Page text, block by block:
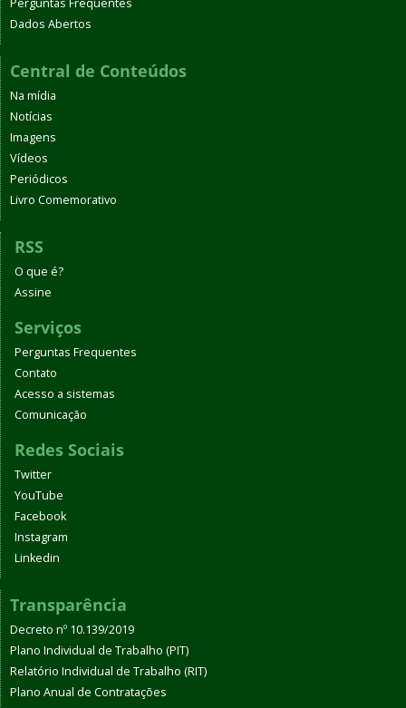
Perguntas Frequentes
Dados Abertos
Central de Conteúdos
Na mídia
Notícias
Imagens
Vídeos
Periódicos
Livro Comemorativo
RSS
O que é?
Assine
Serviços
Perguntas Frequentes
Contato
Acesso a sistemas
Comunicação
Redes Sociais
Twitter
YouTube
Facebook
Instagram
Linkedin
Transparência
Decreto nº 10.139/2019
Plano Individual de Trabalho (PIT)
Relatório Individual de Trabalho (RIT)
Plano Anual de Contratações